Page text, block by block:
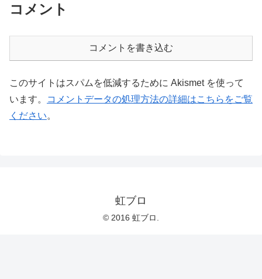
コメント
コメントを書き込む
このサイトはスパムを低減するために Akismet を使って
います。
コメントデータの処理方法の詳細はこちらをご覧
ください。
虹ブロ
© 2016 虹ブロ.